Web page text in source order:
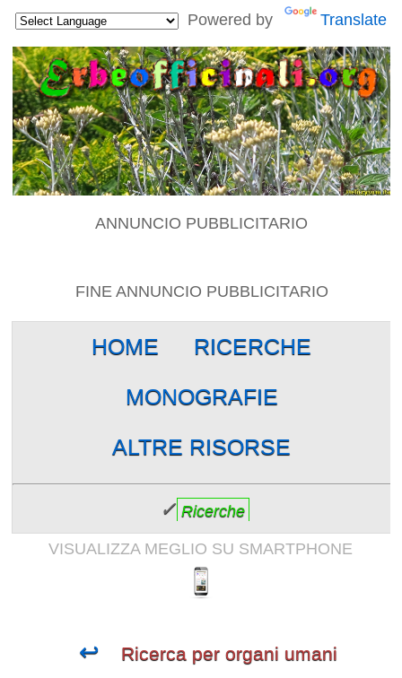
Powered by Translate
ANNUNCIO PUBBLICITARIO
FINE ANNUNCIO PUBBLICITARIO
HOME RICERCHE
MONOGRAFIE
ALTRE RISORSE
✓ Ricerche
VISUALIZZA MEGLIO SU SMARTPHONE
↩ Ricerca per organi umani